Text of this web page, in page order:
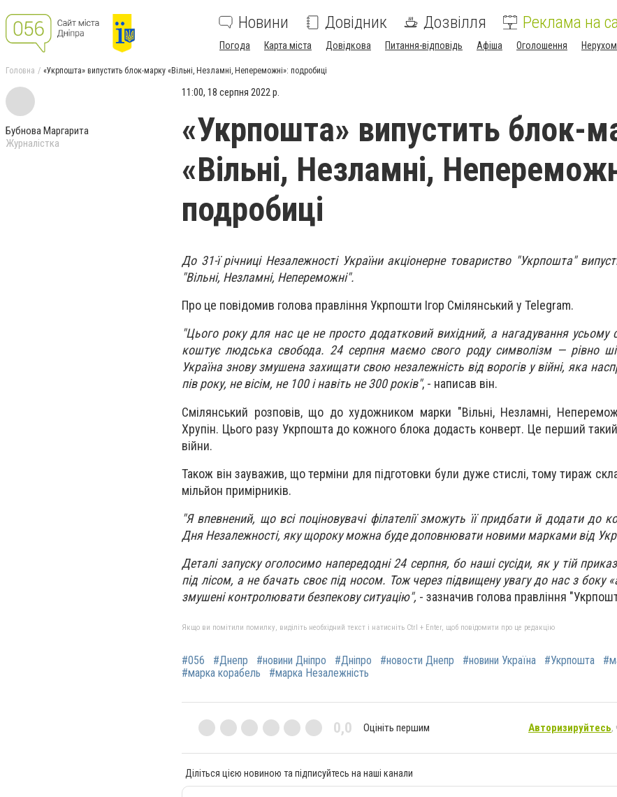
Новини Довідник Дозвілля Реклама на
Погода Карта міста Довідкова Питання-відповідь Афіша Оголошення
Головна «Укрпошта» випустить блок-марку «Вільні, Незламні, Непереможні»: подробиці
Бубнова Маргарита
Журналістка
11:00, 18 серпня 2022 р.
«Укрпошта» випустить блок-
«Вільні, Незламні,
подробиці
До 31-ї річниці Незалежності України акціонерне товариство "Укрпошта"
"Вільні, Незламні, Непереможні".
Про це повідомив голова правління Укрпошти Ігор Смілянський у Telegram.
"Цього року для нас це не просто додатковий вихідний, а нагадування усьому
коштує людська свобода. 24 серпня маємо свого роду символізм — рівно
Україна знову змушена захищати свою незалежність від ворогів у війні, яка
пів року, не вісім, не 100 і навіть не 300 років", - написав він.
Смілянський розповів, що до художником марки "Вільні, Незламні,
Хрупін. Цього разу Укрпошта до кожного блока додасть конверт. Це перший
війни.
Також він зауважив, що терміни для підготовки були дуже стислі, тому тираж
мільйон примірників.
"Я впевнений, що всі поціновувачі філателії зможуть її придбати й додати до
Дня Незалежності, яку щороку можна буде доповнювати новими марками від
Деталі запуску оголосимо напередодні 24 серпня, бо наші сусіди, як у тій
під лісом, а не бачать своє під носом. Тож через підвищену увагу до нас з боку
змушені контролювати безпекову ситуацію", - зазначив голова правління
Якщо ви помітили помилку, виділіть необхідний текст і натисніть Ctrl + Enter, щоб повідомити про це редакцію
#056 #Днепр #новини Дніпро #Дніпро #новости Днепр #новини Україна #Укрпошта
#марка корабель
#марка Незалежність
0,0 Оцініть першим Авторизируйтесь,
Діліться цією новиною та підписуйтесь на наші канали